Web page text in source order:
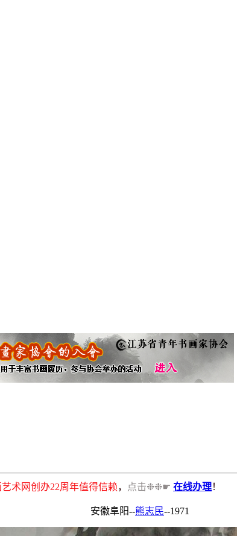
术网创办22周年值得信赖， 点击❉❉☛ 在线办理！
安徽阜阳--熊志民--1971